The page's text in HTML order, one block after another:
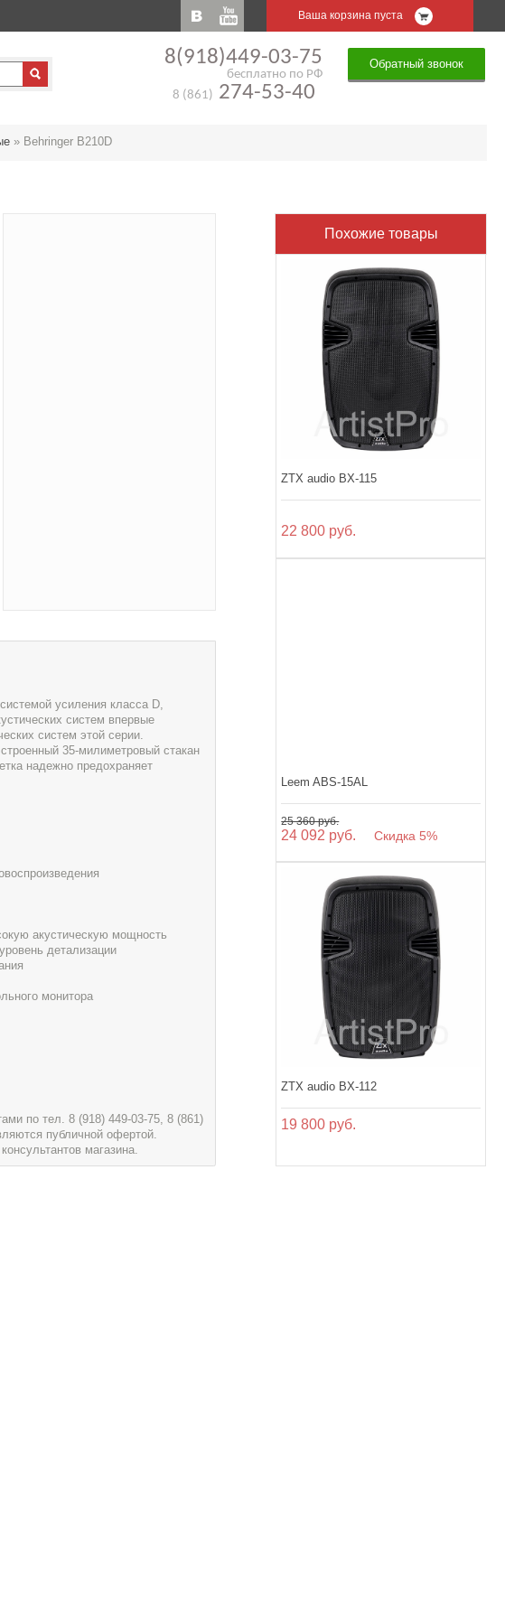
Ваша корзина пуста
8(918)449-03-75
бесплатно по РФ
8 (861) 274-53-40
Обратный звонок
» Behringer B210D
Похожие товары
ZTX audio BX-115
22 800 руб.
Leem ABS-15AL
25 360 руб.
24 092 руб. Скидка 5%
ZTX audio BX-112
19 800 руб.
усиления класса D,
систем впервые
систем этой серии.
35-милиметровый стакан
надежно предохраняет
акустическую мощность
детализации
монитора
по тел. 8 (918) 449-03-75, 8 (861)
публичной офертой.
магазина.